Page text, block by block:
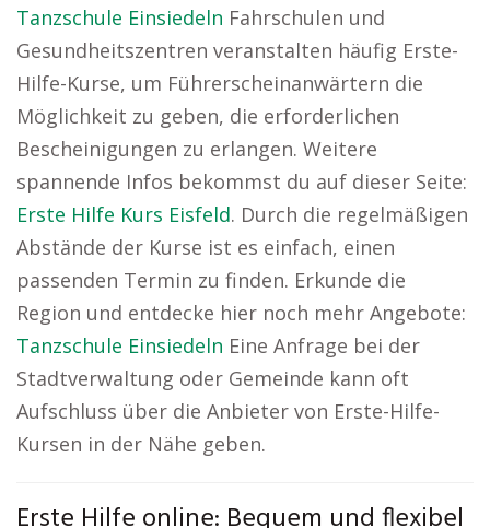
Tanzschule Einsiedeln Fahrschulen und
Gesundheitszentren veranstalten häufig Erste-
Hilfe-Kurse, um Führerscheinanwärtern die
Möglichkeit zu geben, die erforderlichen
Bescheinigungen zu erlangen. Weitere
spannende Infos bekommst du auf dieser Seite:
Erste Hilfe Kurs Eisfeld. Durch die regelmäßigen
Abstände der Kurse ist es einfach, einen
passenden Termin zu finden. Erkunde die
Region und entdecke hier noch mehr Angebote:
Tanzschule Einsiedeln Eine Anfrage bei der
Stadtverwaltung oder Gemeinde kann oft
Aufschluss über die Anbieter von Erste-Hilfe-
Kursen in der Nähe geben.
Erste Hilfe online: Bequem und flexibel